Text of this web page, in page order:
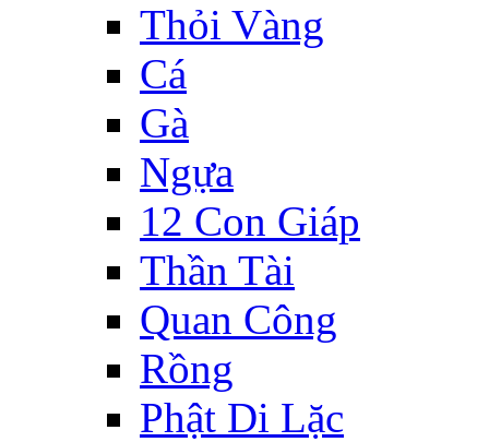
Thỏi Vàng
Cá
Gà
Ngựa
12 Con Giáp
Thần Tài
Quan Công
Rồng
Phật Di Lặc